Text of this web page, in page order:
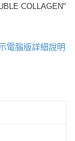
COLLAGEN"
電腦版詳細說明